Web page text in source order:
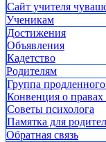
Сайт учителя
Ученикам
Достижения
Объявления
Кадетство
Родителям
Группа
Конвенция о правах
Советы психолога
Памятка для
Обратная связь